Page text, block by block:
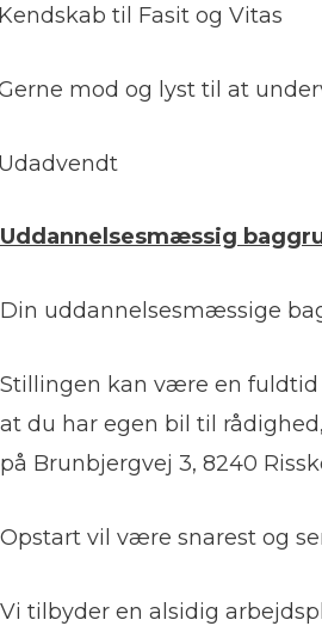
til Fasit og Vitas
mod og lyst til at
Uddannelsesmæssig
Din uddannelsesmæssige
Stillingen kan være en fuldtid
at du har egen bil til
på Brunbjergvej 3, 8240
Opstart vil være snarest og
Vi tilbyder en alsidig